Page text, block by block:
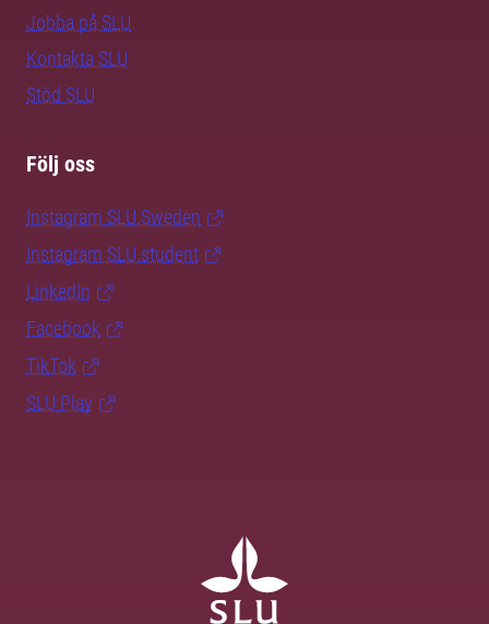
Jobba på SLU
Kontakta SLU
Stöd SLU
Följ oss
Instagram SLU.Sweden
Instagram SLU.student
LinkedIn
Facebook
TikTok
SLU Play